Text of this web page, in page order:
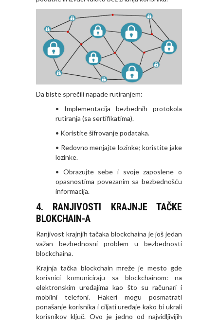
Da biste sprečili napade rutiranjem:
• Implementacija bezbednih protokola
rutiranja (sa sertifikatima).
• Koristite šifrovanje podataka.
• Redovno menjajte lozinke; koristite jake
lozinke.
• Obrazujte sebe i svoje zaposlene o
opasnostima povezanim sa bezbednošću
informacija.
4. RANJIVOSTI KRAJNJE TAČKE
BLOKCHAIN-A
Ranjivost krajnjih tačaka blockchaina je još jedan
važan bezbednosni problem u bezbednosti
blockchaina.
Krajnja tačka blockchain mreže je mesto gde
korisnici komuniciraju sa blockchainom: na
elektronskim uređajima kao što su računari i
mobilni telefoni. Hakeri mogu posmatrati
ponašanje korisnika i ciljati uređaje kako bi ukrali
korisnikov ključ. Ovo je jedno od najvidljivijih